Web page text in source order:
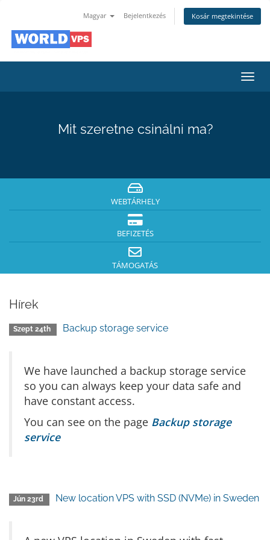
Magyar Bejelentkezés Kosár megtekintése
a
Mit szeretne csinálni ma?
WEBTÁRHELY
BEFIZETÉS
TÁMOGATÁS
Hírek
Szept 24th Backup storage service
We have launched a backup storage service
so you can always keep your data safe and
have constant access.
You can see on the page Backup storage
service
Jún 23rd New location VPS with SSD (NVMe) in Sweden